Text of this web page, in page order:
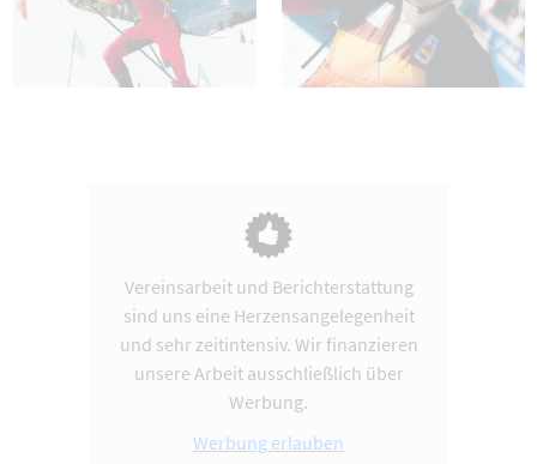
Vereinsarbeit und Berichterstattung
sind uns eine Herzensangelegenheit
und sehr zeitintensiv. Wir finanzieren
unsere Arbeit ausschließlich über
Werbung.
Werbung erlauben